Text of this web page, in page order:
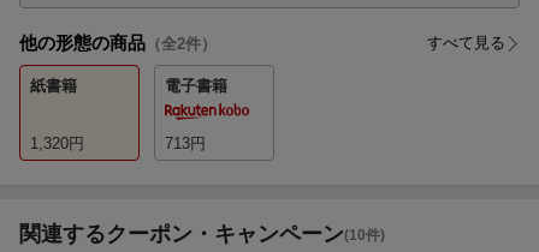
他の形態の商品 （全2件） すべて見る
紙書籍
1,320円
電子書籍
713円
関連するクーポン・キャンペーン(10件)